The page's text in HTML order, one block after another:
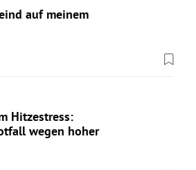
auf meinem
Hitzestress:
wegen hoher